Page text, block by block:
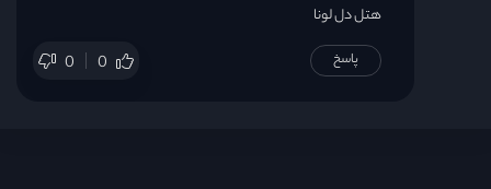
هتل دل لونا
0 0 پاسخ